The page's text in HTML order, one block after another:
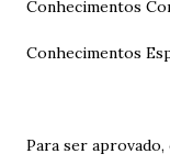
Conhecimentos
Conhecimentos
Para ser